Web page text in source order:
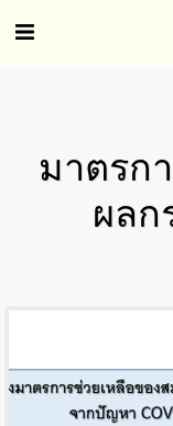
มาตรก
ผลก